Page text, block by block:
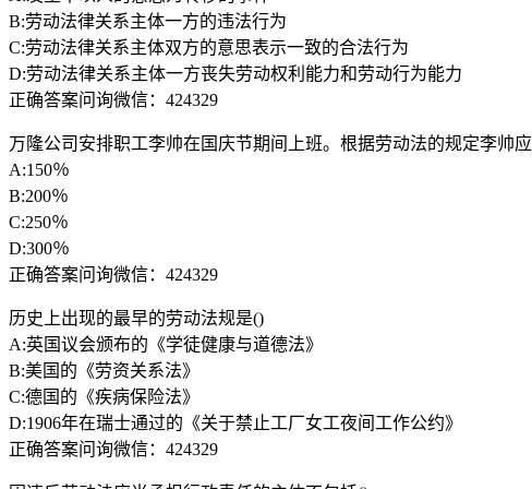
B:劳动法律关系主体一方的违法行为
C:劳动法律关系主体双方的意思表示一致的合法行为
D:劳动法律关系主体一方丧失劳动权利能力和劳动行为能力
正确答案问询微信：424329
万隆公司安排职工李帅在国庆节期间上班。根据劳动法的规定李帅
A:150％
B:200％
C:250％
D:300％
正确答案问询微信：424329
历史上出现的最早的劳动法规是()
A:英国议会颁布的《学徒健康与道德法》
B:美国的《劳资关系法》
C:德国的《疾病保险法》
D:1906年在瑞士通过的《关于禁止工厂女工夜间工作公约》
正确答案问询微信：424329